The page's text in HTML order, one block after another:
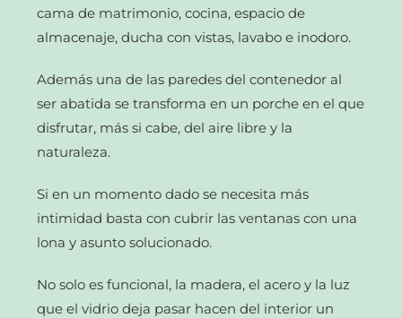
cama de matrimonio, cocina, espacio de
almacenaje, ducha con vistas, lavabo e inodoro.
Además una de las paredes del contenedor al
ser abatida se transforma en un porche en el que
disfrutar, más si cabe, del aire libre y la
naturaleza.
Si en un momento dado se necesita más
intimidad basta con cubrir las ventanas con una
lona y asunto solucionado.
No solo es funcional, la madera, el acero y la luz
que el vidrio deja pasar hacen del interior un